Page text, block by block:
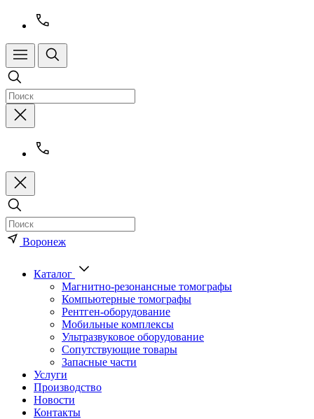
Воронеж
Каталог
Магнитно-резонансные томографы
Компьютерные томографы
Рентген-оборудование
Мобильные комплексы
Ультразвуковое оборудование
Сопутствующие товары
Запасные части
Услуги
Производство
Новости
Контакты